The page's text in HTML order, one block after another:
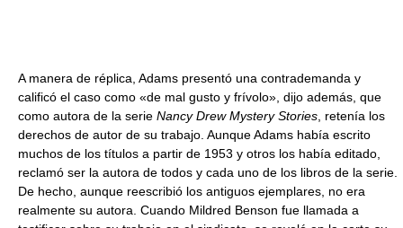
A manera de réplica, Adams presentó una contrademanda y
calificó el caso como «de mal gusto y frívolo», dijo además, que
como autora de la serie Nancy Drew Mystery Stories , retenía los
derechos de autor de su trabajo. Aunque Adams había escrito
muchos de los títulos a partir de 1953 y otros los había editado,
reclamó ser la autora de todos y cada uno de los libros de la serie.
De hecho, aunque reescribió los antiguos ejemplares, no era
realmente su autora. Cuando Mildred Benson fue llamada a